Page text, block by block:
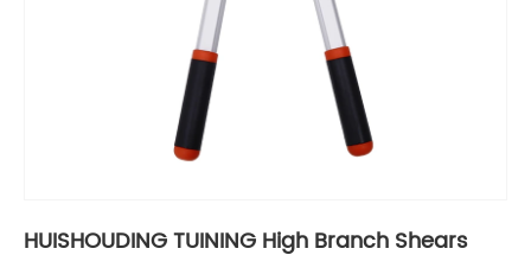
HUISHOUDING TUINING High Branch Shears